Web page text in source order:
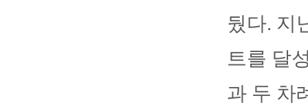
뒀다. 지
트를 달
과 두 차